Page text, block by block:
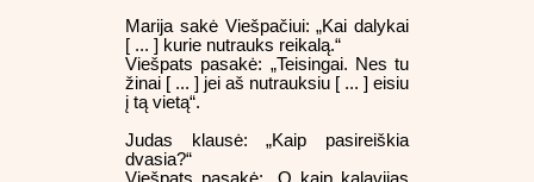
Marija sakė Viešpačiui: „Kai dalykai
[ ... ] kurie nutrauks reikalą.“
Viešpats pasakė: „Teisingai. Nes tu
žinai [ ... ] jei aš nutrauksiu [ ... ] eisiu
į tą vietą“.
Judas klausė: „Kaip pasireiškia
dvasia?“